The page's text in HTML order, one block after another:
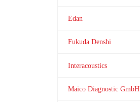
Edan
Fukuda Denshi
Interacoustics
Maico Diagnostic GmbH